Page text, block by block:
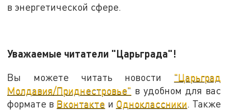
в энергетической сфере.
Уважаемые читатели "Царьграда"!
Вы можете читать новости "Царьград
Молдавия/Приднестровье" в удобном для вас
формате в Вконтакте и Одноклассники. Также